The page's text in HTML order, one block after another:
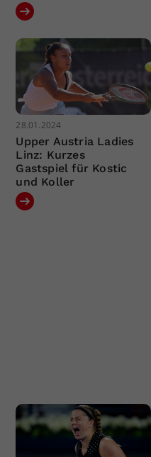
28.01.2024
Upper Austria Ladies
Linz: Kurzes
Gastspiel für Kostic
und Koller